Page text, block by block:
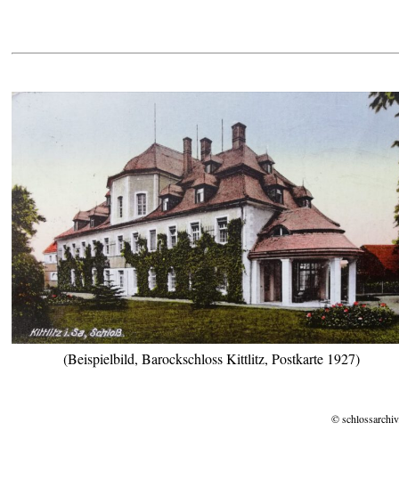
(Beispielbild, Barockschloss Kittlitz, Postkarte 1927)
©